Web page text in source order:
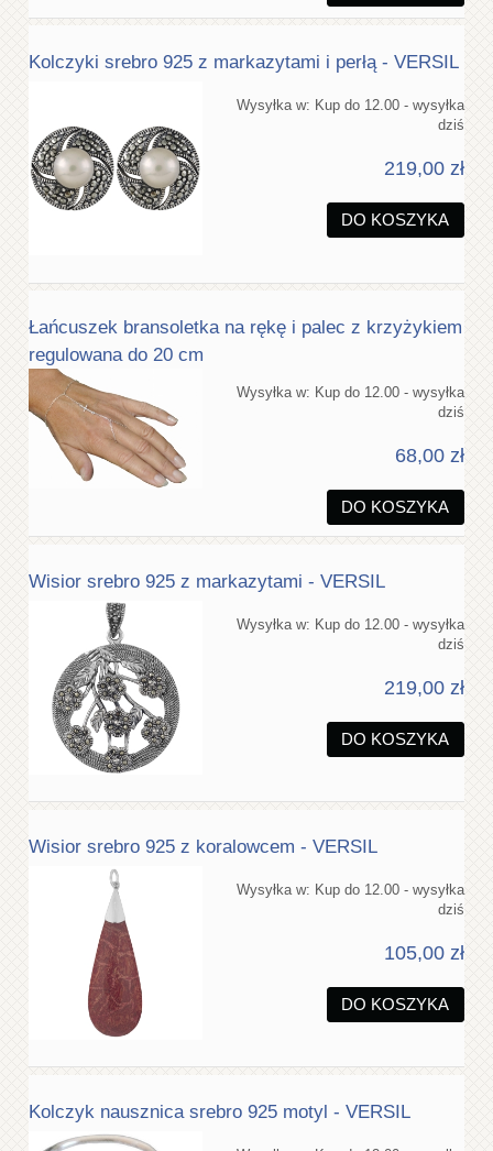
Kolczyki srebro 925 z markazytami i perłą - VERSIL
Wysyłka w: Kup do 12.00 - wysyłka
dziś
219,00 zł
DO KOSZYKA
Łańcuszek bransoletka na rękę i palec z krzyżykiem
regulowana do 20 cm
Wysyłka w: Kup do 12.00 - wysyłka
dziś
68,00 zł
DO KOSZYKA
Wisior srebro 925 z markazytami - VERSIL
Wysyłka w: Kup do 12.00 - wysyłka
dziś
219,00 zł
DO KOSZYKA
Wisior srebro 925 z koralowcem - VERSIL
Wysyłka w: Kup do 12.00 - wysyłka
dziś
105,00 zł
DO KOSZYKA
Kolczyk nausznica srebro 925 motyl - VERSIL